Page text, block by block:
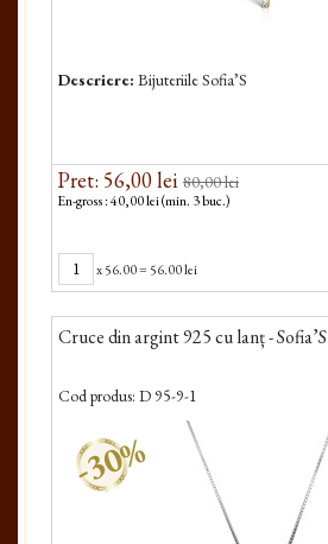
Descriere: Bijuteriile Sofia’S
Pret: 56,00 lei 80,00 lei
En-gross : 40,00 lei (min. 3 buc.)
x56.00= 56.00 lei
Cruce din argint 925 cu lanț - Sofia’S
Cod produs: D 95-9-1
-30%